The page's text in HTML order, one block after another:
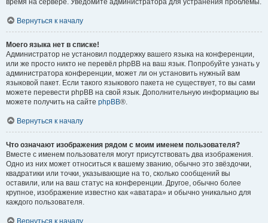
время на сервере. Уведомите администратора для устранения проблемы.
Вернуться к началу
Моего языка нет в списке!
Администратор не установил поддержку вашего языка на конференции,
или же просто никто не перевёл phpBB на ваш язык. Попробуйте узнать у
администратора конференции, может ли он установить нужный вам
языковой пакет. Если такого языкового пакета не существует, то вы сами
можете перевести phpBB на свой язык. Дополнительную информацию вы
можете получить на сайте phpBB®.
Вернуться к началу
Что означают изображения рядом с моим именем пользователя?
Вместе с именем пользователя могут присутствовать два изображения.
Одно из них может относиться к вашему званию, обычно это звёздочки,
квадратики или точки, указывающие на то, сколько сообщений вы
оставили, или на ваш статус на конференции. Другое, обычно более
крупное, изображение известно как «аватара» и обычно уникально для
каждого пользователя.
Вернуться к началу